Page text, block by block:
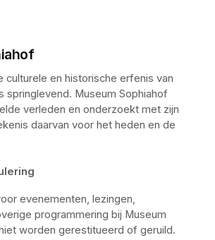
culturele en historische erfenis van
springlevend. Museum Sophiahof
verleden en onderzoekt met zijn
daarvan voor het heden en de
evenementen, lezingen,
programmering bij Museum
worden gerestitueerd of geruild.